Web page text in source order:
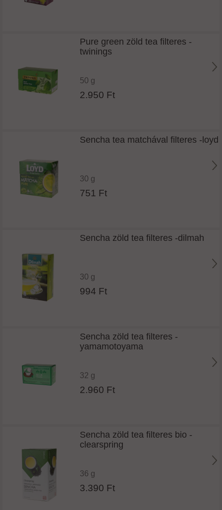
Pure green zöld tea filteres -
twinings
50 g
2.950 Ft
Sencha tea matchával filteres -loyd
30 g
751 Ft
Sencha zöld tea filteres -dilmah
30 g
994 Ft
Sencha zöld tea filteres -
yamamotoyama
32 g
2.960 Ft
Sencha zöld tea filteres bio -
clearspring
36 g
3.390 Ft